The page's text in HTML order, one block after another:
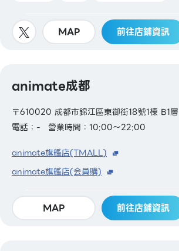
MAP 前往店鋪資訊
animate成都
〒610020 成都市錦江區東御街18號1棟 B1
電話：-
營業時間：10:00～22:00
animate旗艦店(TMALL)
animate旗艦店(会員購)
MAP 前往店鋪資訊